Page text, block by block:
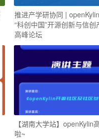
推进产学研协同 |
“科创中国”开源创新与信创
高峰论坛
【湖南大学站】openKylin
啦~